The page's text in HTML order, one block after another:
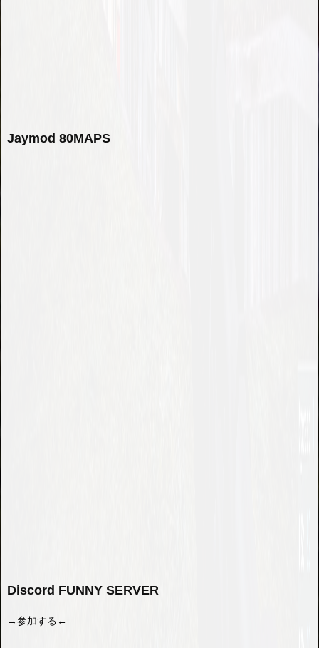
Jaymod 80MAPS
Discord FUNNY SERVER
→参加する←